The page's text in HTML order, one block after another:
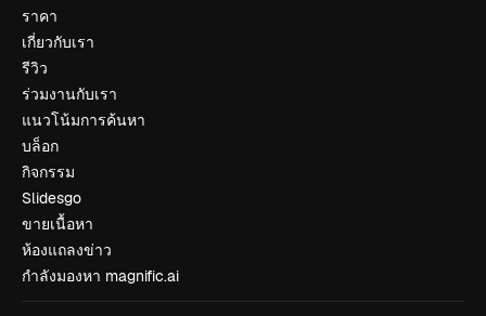
ราคา
เกี่ยวกับเรา
รีวิว
ร่วมงานกับเรา
แนวโน้มการค้นหา
บล็อก
กิจกรรม
Slidesgo
ขายเนื้อหา
ห้องแถลงข่าว
กำลังมองหา magnific.ai